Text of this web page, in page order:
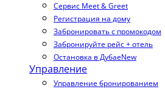
Сервис Meet & Greet
Регистрация на дому
Забронировать с промокодом
Забронируйте рейс + отель
Остановка в ДубаеNew
Управление
Управление бронированием